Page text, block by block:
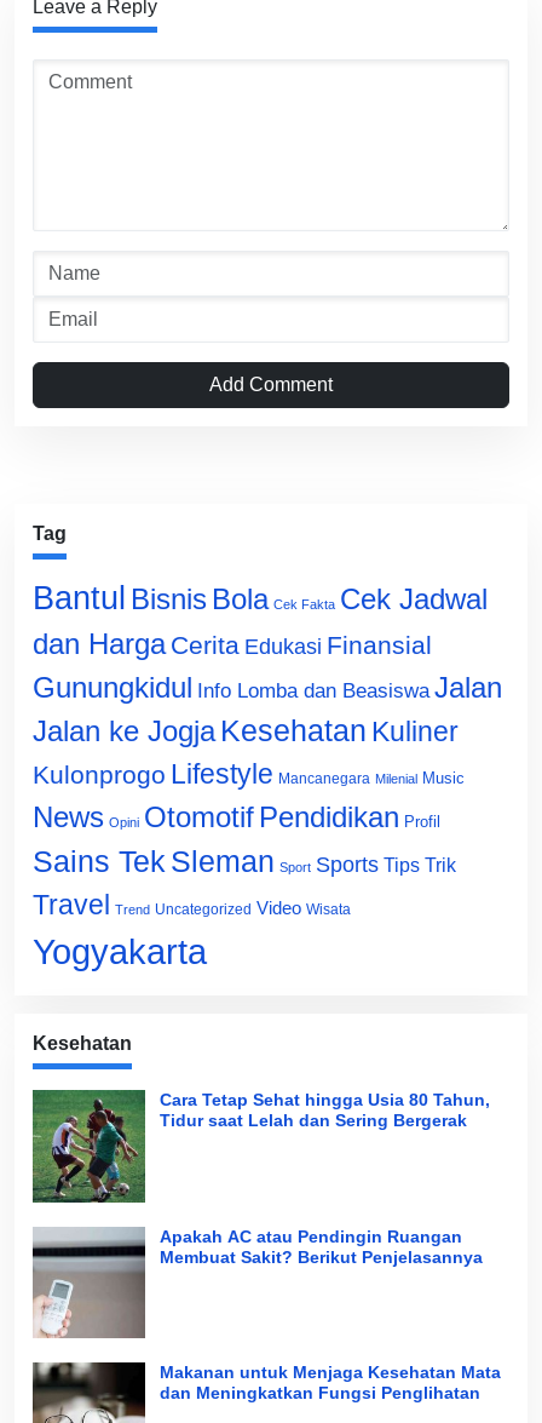
Leave a Reply
Add Comment
Tag
Bantul Bisnis Bola Cek Fakta Cek Jadwal
dan Harga Cerita Edukasi Finansial
Gunungkidul Info Lomba dan Beasiswa Jalan
Jalan ke Jogja Kesehatan Kuliner
Kulonprogo Lifestyle Mancanegara Milenial Music
News Opini Otomotif Pendidikan Profil
Sains Tek Sleman Sport Sports Tips Trik
Travel Trend Uncategorized Video Wisata
Yogyakarta
Kesehatan
Cara Tetap Sehat hingga Usia 80 Tahun,
Tidur saat Lelah dan Sering Bergerak
Apakah AC atau Pendingin Ruangan
Membuat Sakit? Berikut Penjelasannya
Makanan untuk Menjaga Kesehatan Mata
dan Meningkatkan Fungsi Penglihatan